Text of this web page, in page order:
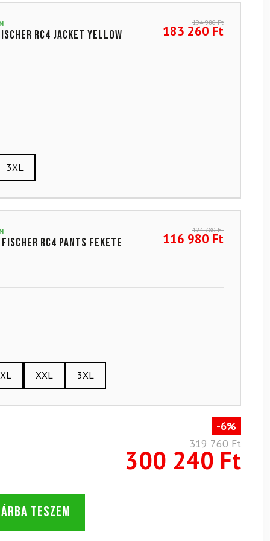
RC4 Jacket Yellow
194 980Ft
183 260 Ft
3XL
RC4 Pants Fekete
124 780Ft
116 980 Ft
XL XXL 3XL
-6%
319 760 Ft
300 240 Ft
TESZEM